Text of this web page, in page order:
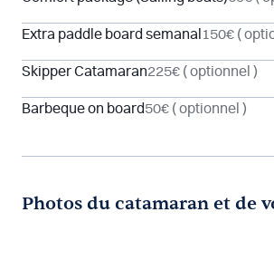
Extra paddle board semanal 150€ (
Skipper Catamaran225€ ( optionnel )
Barbeque on board50€ ( optionnel )
Photos du catamaran et de